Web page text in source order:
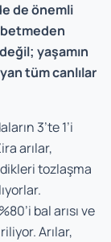
de önemli
yaşamın
tüm canlılar
3’te 1’i
arılar,
tozlaşma
bal arısı ve
Arılar,